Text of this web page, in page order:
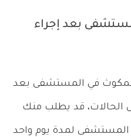
بعد إجراء
في المستشفى بعد
الحالات، قد يطلب منك
المستشفى لمدة يوم واحد